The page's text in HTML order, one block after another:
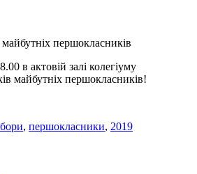
в актовій залі колегіуму
майбутніх першокласників!
, першокласники, 2019